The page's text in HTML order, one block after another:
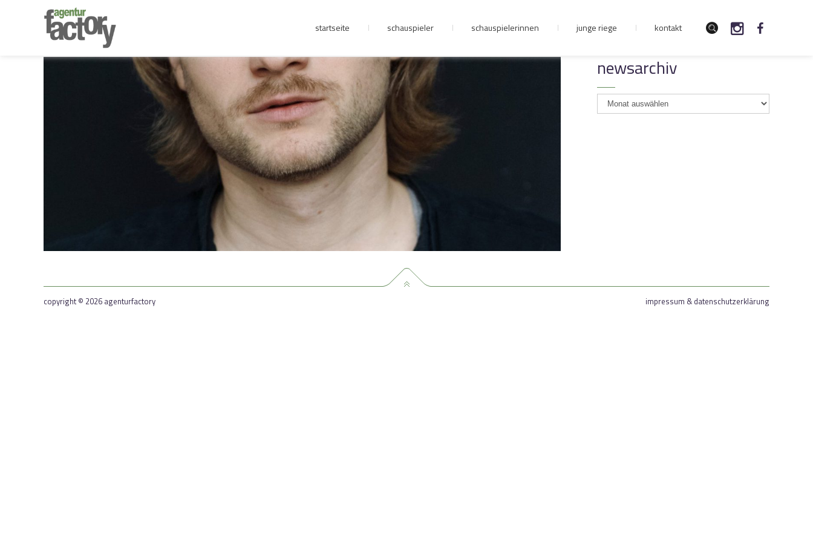
junge riege
kontakt
startseite schauspieler schauspielerinnen junge riege kontakt
newsarchiv
newsarchiv
copyright © 2026 agenturfactory impressum & datenschutzerklärung